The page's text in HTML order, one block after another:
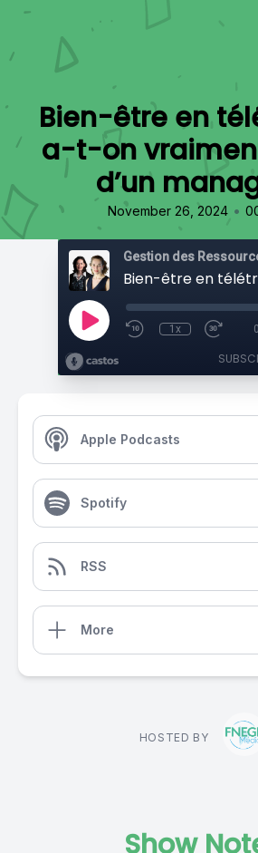
Bien-être en
a-t-on
d’un
November 26, 2024 •
Gestion des
1x
Apple Podcasts
Spotify
RSS
More
HOSTED BY
Show